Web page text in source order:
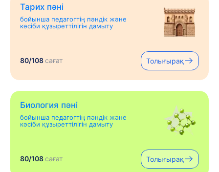
Тарих пәні
бойынша педагогтің пәндік және
кәсіби құзыреттілігін дамыту
80/108сағат Толығырақ
Биология пәні
бойынша педагогтің пәндік және
кәсіби құзыреттілігін дамыту
80/108сағат Толығырақ